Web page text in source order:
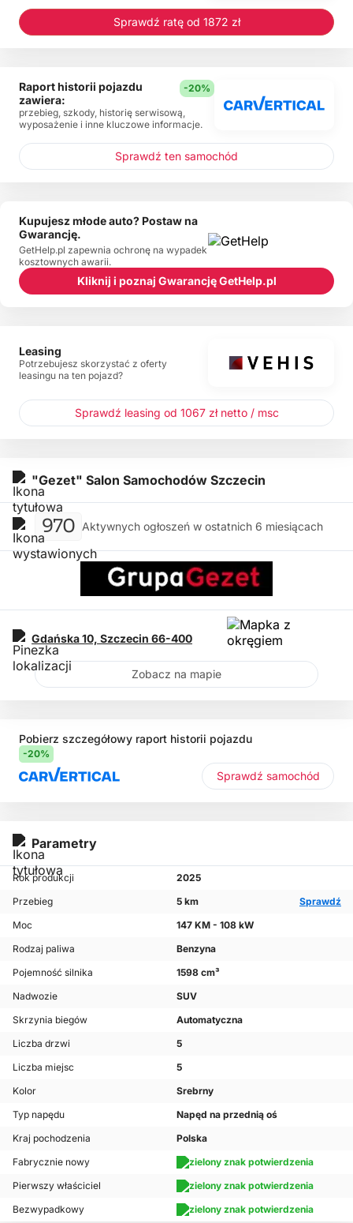
Pobierz szczegółowy raport historii pojazdu
-20%
Sprawdź samochód
Parametry
Rok produkcji
2025
Przebieg
5 km
Sprawdź
Moc
147 KM - 108 kW
Rodzaj paliwa
Benzyna
Pojemność silnika
1598 cm³
Nadwozie
SUV
Skrzynia biegów
Automatyczna
Liczba drzwi
5
Liczba miejsc
5
Kolor
Srebrny
Typ napędu
Napęd na przednią oś
Kraj pochodzenia
Polska
Fabrycznie nowy
Pierwszy właściciel
Bezwypadkowy
"Gezet" Salon Samochodów Szczecin
970 Aktywnych ogłoszeń w ostatnich 6 miesiącach
Gdańska 10, Szczecin 66-400
Zobacz na mapie
Sprawdź ratę od 1872 zł
Raport historii pojazdu
zawiera:
-20%
przebieg, szkody, historię serwisową,
wyposażenie i inne kluczowe informacje.
Sprawdź ten samochód
Kupujesz młode auto? Postaw na
Gwarancję.
GetHelp.pl zapewnia ochronę na wypadek
kosztownych awarii.
Kliknij i poznaj Gwarancję GetHelp.pl
Leasing
Potrzebujesz skorzystać z oferty
leasingu na ten pojazd?
Sprawdź leasing od 1067 zł netto / msc